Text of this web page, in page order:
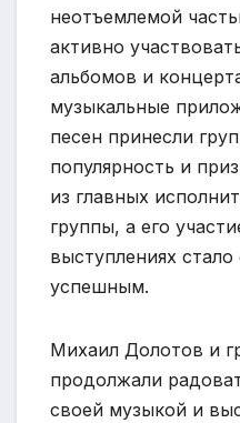
неотъемлемой
активно
альбомов и
музыкальные
песен принесли
популярность и
из главных
группы, а его
выступлениях
успешным.
Михаил Долотов и
продолжали
своей музыкой и